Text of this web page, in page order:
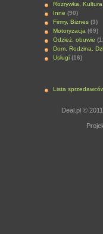
Rozrywka, Kultura
Inne (90)
Firmy, Biznes (3)
Motoryzacja (69)
Odzież, obuwie
Dom, Rodzina,
Usługi (16)
Lista
Deal.pl ©